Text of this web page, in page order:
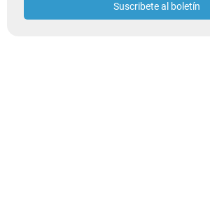
Suscribete al boletín